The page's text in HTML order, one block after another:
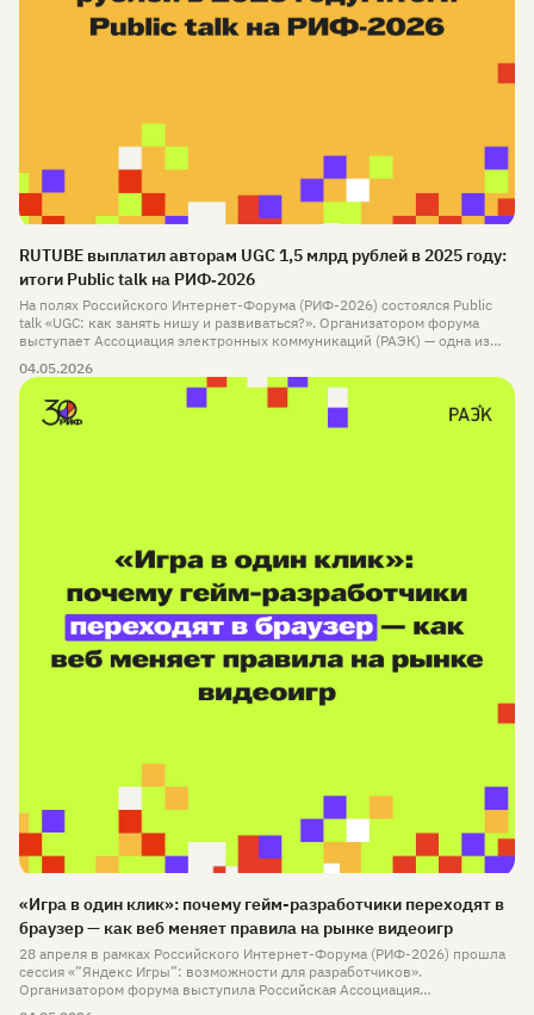
RUTUBE выплатил авторам UGC 1,5 млрд рублей в 2025 году:
итоги Public talk на РИФ‑2026
На полях Российского Интернет-Форума (РИФ-2026) состоялся Public
talk «UGC: как занять нишу и развиваться?». Организатором форума
выступает Ассоциация электронных коммуникаций (РАЭК) — одна из
рынка, которой в этом году исполняется 20 лет.
04.05.2026
«Игра в один клик»: почему гейм-разработчики переходят в
браузер — как веб меняет правила на рынке видеоигр
28 апреля в рамках Российского Интернет-Форума (РИФ-2026) прошла
сессия «”Яндекс Игры”: возможности для разработчиков».
Организатором форума выступила Российская Ассоциация